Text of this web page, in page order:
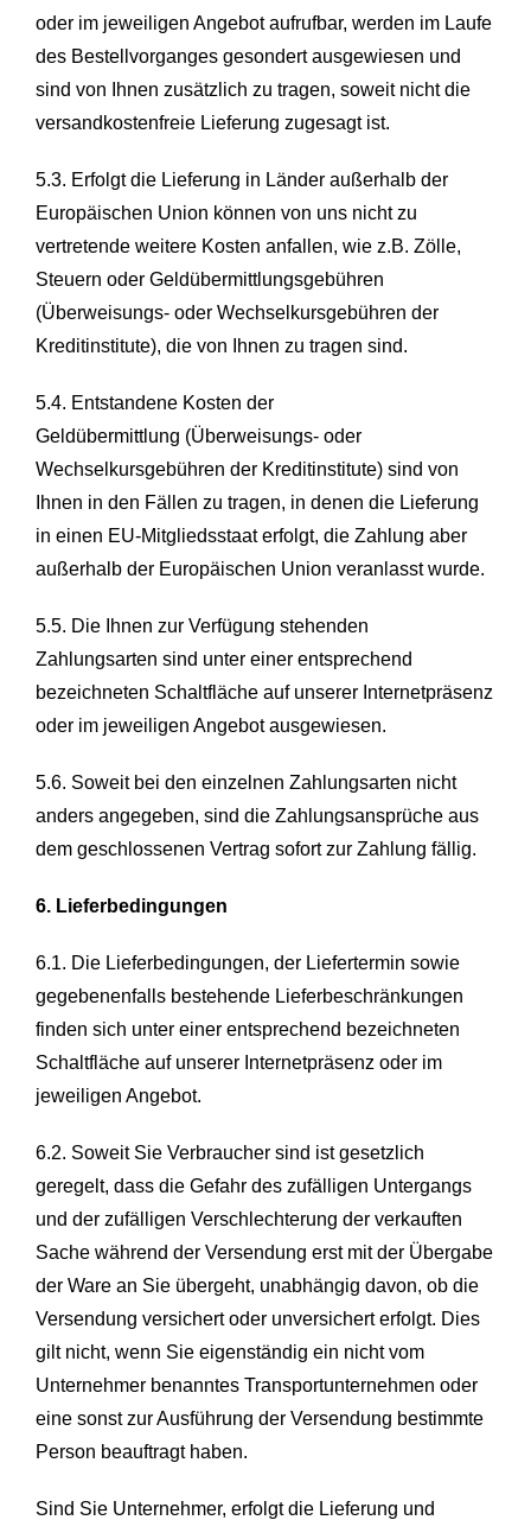
oder im jeweiligen Angebot aufrufbar, werden im Laufe
des Bestellvorganges gesondert ausgewiesen und
sind von Ihnen zusätzlich zu tragen, soweit nicht die
versandkostenfreie Lieferung zugesagt ist.
5.3. Erfolgt die Lieferung in Länder außerhalb der
Europäischen Union können von uns nicht zu
vertretende weitere Kosten anfallen, wie z.B. Zölle,
Steuern oder Geldübermittlungsgebühren
(Überweisungs- oder Wechselkursgebühren der
Kreditinstitute), die von Ihnen zu tragen sind.
5.4. Entstandene Kosten der
Geldübermittlung (Überweisungs- oder
Wechselkursgebühren der Kreditinstitute) sind von
Ihnen in den Fällen zu tragen, in denen die Lieferung
in einen EU-Mitgliedsstaat erfolgt, die Zahlung aber
außerhalb der Europäischen Union veranlasst wurde.
5.5. Die Ihnen zur Verfügung stehenden
Zahlungsarten sind unter einer entsprechend
bezeichneten Schaltfläche auf unserer Internetpräsenz
oder im jeweiligen Angebot ausgewiesen.
5.6. Soweit bei den einzelnen Zahlungsarten nicht
anders angegeben, sind die Zahlungsansprüche aus
dem geschlossenen Vertrag sofort zur Zahlung fällig.
6. Lieferbedingungen
6.1. Die Lieferbedingungen, der Liefertermin sowie
gegebenenfalls bestehende Lieferbeschränkungen
finden sich unter einer entsprechend bezeichneten
Schaltfläche auf unserer Internetpräsenz oder im
jeweiligen Angebot.
6.2. Soweit Sie Verbraucher sind ist gesetzlich
geregelt, dass die Gefahr des zufälligen Untergangs
und der zufälligen Verschlechterung der verkauften
Sache während der Versendung erst mit der Übergabe
der Ware an Sie übergeht, unabhängig davon, ob die
Versendung versichert oder unversichert erfolgt. Dies
gilt nicht, wenn Sie eigenständig ein nicht vom
Unternehmer benanntes Transportunternehmen oder
eine sonst zur Ausführung der Versendung bestimmte
Person beauftragt haben.
Sind Sie Unternehmer, erfolgt die Lieferung und